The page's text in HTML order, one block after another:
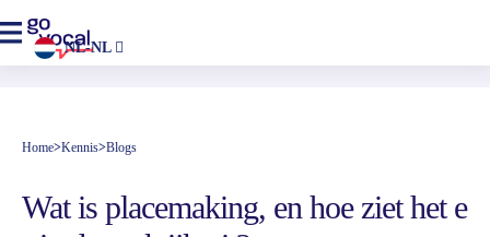
NL-NL
Home>Kennis>Blogs
Wat is placemaking, en hoe ziet het e